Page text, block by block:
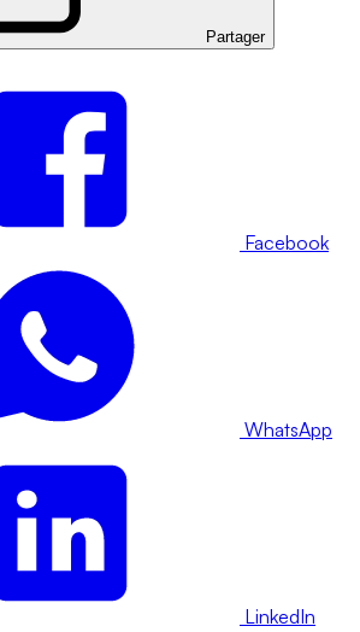
Partager
Facebook
WhatsApp
LinkedIn